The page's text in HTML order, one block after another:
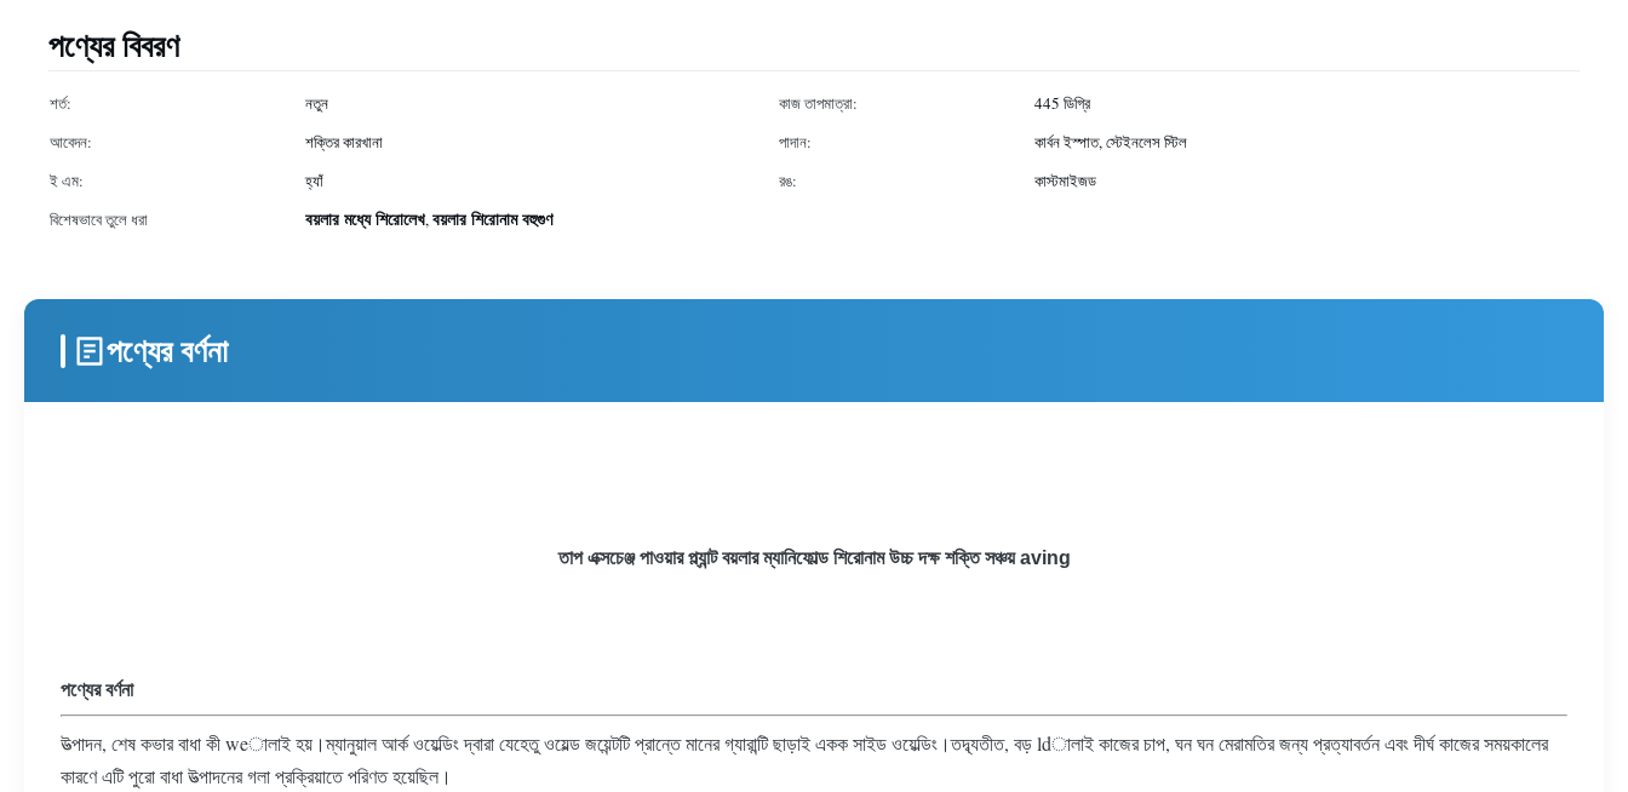
পণ্যের বিবরণ
শর্ত: নতুন কাজ তাপমাত্রা:
445 ডিগ্রি
আবেদন:
শক্তির কারখানা পাদান:
কার্বন ইস্পাত, স্টেইনলেস স্টিল
ই এম:
হ্যাঁ রঙ:
কাস্টমাইজড
বিশেষভাবে তুলে ধরা
বয়লার মধ্যে শিরোলেখ,বয়লার শিরোনাম বহুগুণ
পণ্যের বর্ণনা
তাপ এক্সচেঞ্জ পাওয়ার প্ল্যান্ট বয়লার ম্যানিফোল্ড শিরোনাম উচ্চ দক্ষ শক্তি সঞ্চয় aving
পণ্যের বর্ণনা
উত্পাদন, শেষ কভার বাধা কী weালাই হয়।ম্যানুয়াল আর্ক ওয়েল্ডিং দ্বারা যেহেতু ওয়েল্ড জয়েন্টটি প্রান্তে মানের গ্যারান্টি ছাড়াই একক সাইড ওয়েল্ডিং।তদ্ব্যতীত, বড় ldালাই কাজের চাপ, ঘন ঘন মেরামতির জন্য প্রত্যাবর্তন এবং দীর্ঘ কাজের সময়কালের
কারণে এটি পুরো বাধা উত্পাদনের গলা প্রক্রিয়াতে পরিণত হয়েছিল।